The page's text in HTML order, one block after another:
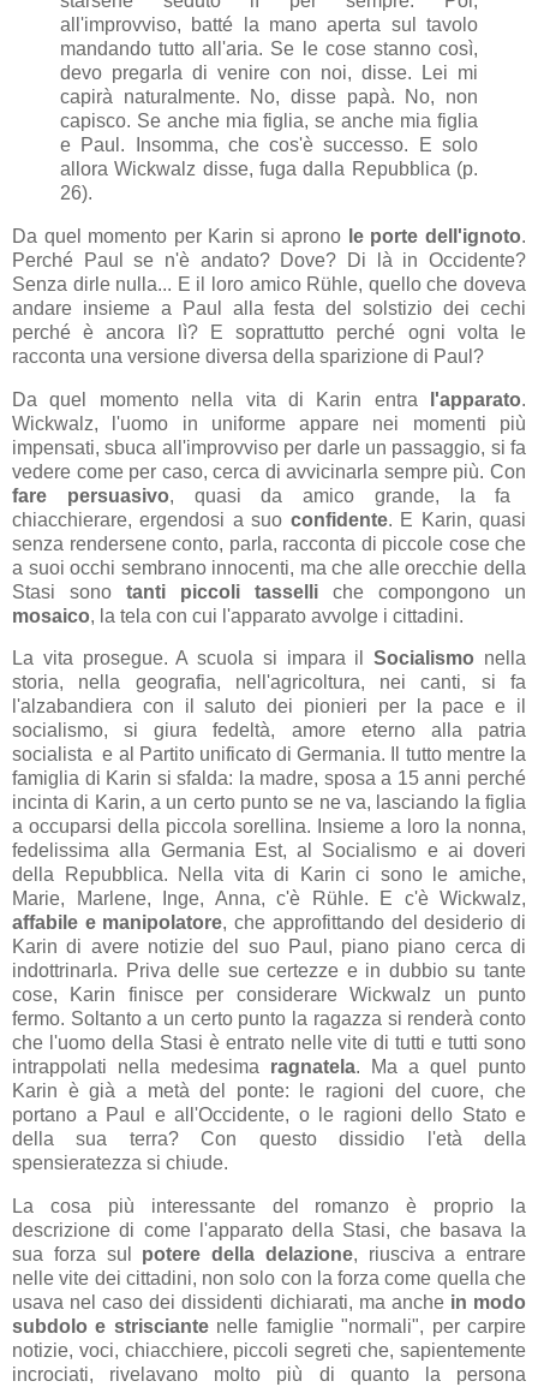
all'improvviso, batté la mano aperta sul tavolo
mandando tutto all'aria. Se le cose stanno così,
devo pregarla di venire con noi, disse. Lei mi
capirà naturalmente. No, disse papà. No, non
capisco. Se anche mia figlia, se anche mia figlia
e Paul. Insomma, che cos'è successo. E solo
allora Wickwalz disse, fuga dalla Repubblica (p.
26).
Da quel momento per Karin si aprono le porte dell'ignoto.
Perché Paul se n'è andato? Dove? Di là in Occidente?
Senza dirle nulla... E il loro amico Rühle, quello che doveva
andare insieme a Paul alla festa del solstizio dei cechi
perché è ancora lì? E soprattutto perché ogni volta le
racconta una versione diversa della sparizione di Paul?
Da quel momento nella vita di Karin entra l'apparato.
Wickwalz, l'uomo in uniforme appare nei momenti più
impensati, sbuca all'improvviso per darle un passaggio, si fa
vedere come per caso, cerca di avvicinarla sempre più. Con
fare persuasivo, quasi da amico grande, la fa
chiacchierare, ergendosi a suo confidente. E Karin, quasi
senza rendersene conto, parla, racconta di piccole cose che
a suoi occhi sembrano innocenti, ma che alle orecchie della
Stasi sono tanti piccoli tasselli che compongono un
mosaico, la tela con cui l'apparato avvolge i cittadini.
La vita prosegue. A scuola si impara ilSocialismo nella
storia, nella geografia, nell'agricoltura, nei canti, si fa
l'alzabandiera con il saluto dei pionieri per la pace e il
socialismo, si giura fedeltà, amore eterno alla patria
socialista e al Partito unificato di Germania. Il tutto mentre la
famiglia di Karin si sfalda: la madre, sposa a 15 anni perché
incinta di Karin, a un certo punto se ne va, lasciando la figlia
a occuparsi della piccola sorellina. Insieme a loro la nonna,
fedelissima alla Germania Est, al Socialismo e ai doveri
della Repubblica. Nella vita di Karin ci sono le amiche,
Marie, Marlene, Inge, Anna, c'è Rühle. E c'è Wickwalz,
affabile e manipolatore, che approfittando del desiderio di
Karin di avere notizie del suo Paul, piano piano cerca di
indottrinarla. Priva delle sue certezze e in dubbio su tante
cose, Karin finisce per considerare Wickwalz un punto
fermo. Soltanto a un certo punto la ragazza si renderà conto
che l'uomo della Stasi è entrato nelle vite di tutti e tutti sono
intrappolati nella medesima ragnatela. Ma a quel punto
Karin è già a metà del ponte: le ragioni del cuore, che
portano a Paul e all'Occidente, o le ragioni dello Stato e
della sua terra? Con questo dissidio l'età della
spensieratezza si chiude.
La cosa più interessante del romanzo è proprio la
descrizione di come l'apparato della Stasi, che basava la
sua forza sul potere della delazione, riusciva a entrare
nelle vite dei cittadini, non solo con la forza come quella che
usava nel caso dei dissidenti dichiarati, ma anche in modo
subdolo e strisciantenelle famiglie "normali", per carpire
notizie, voci, chiacchiere, piccoli segreti che, sapientemente
incrociati, rivelavano molto più di quanto la persona